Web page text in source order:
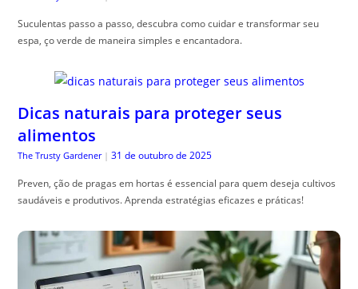
Suculentas passo a passo, descubra como cuidar e transformar seu
espa, ço verde de maneira simples e encantadora.
Dicas naturais para proteger seus
alimentos
The Trusty Gardener | 31 de outubro de 2025
Preven, ção de pragas em hortas é essencial para quem deseja cultivos
saudáveis e produtivos. Aprenda estratégias eficazes e práticas!